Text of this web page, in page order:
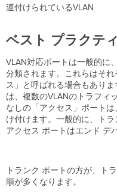
連付けられているVLAN
ベスト プラクテ
VLAN対応ポートは一般的に
分類されます。これらはそ
ス」と呼ばれる場合もあり
は、複数のVLANのトラフィ
なしの「アクセス」ポート
け付けます。一般的に、トラ
アクセス ポートはエンド デ
トランク ポートの方が、ト
順が多くなります。